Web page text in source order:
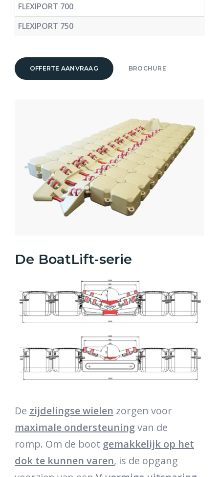
FLEXIPORT 700
FLEXIPORT 750
OFFERTE AANVRAAG BROCHURE
De BoatLift-serie
De zijdelingse wielen zorgen voor
maximale ondersteuningvan de
romp. Om de boot gemakkelijk op het
dok te kunnen varen, is de opgang